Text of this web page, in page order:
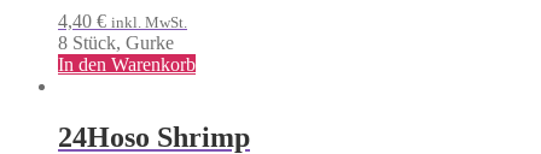
4,40 € inkl. MwSt.
8 Stück, Gurke
In den Warenkorb
24Hoso Shrimp